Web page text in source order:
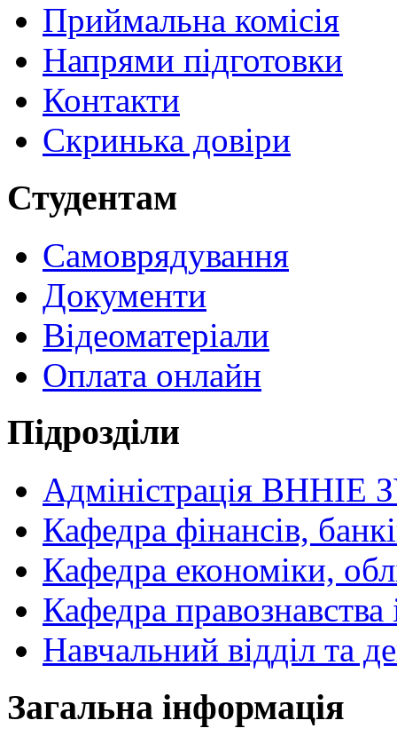
Приймальна комісія
Напрями підготовки
Контакти
Скринька довіри
Студентам
Самоврядування
Документи
Відеоматеріали
Оплата онлайн
Підрозділи
Адміністрація ВННІЕ
Кафедра фінансів,
Кафедра економіки,
Кафедра
Навчальний відділ та
Загальна інформація